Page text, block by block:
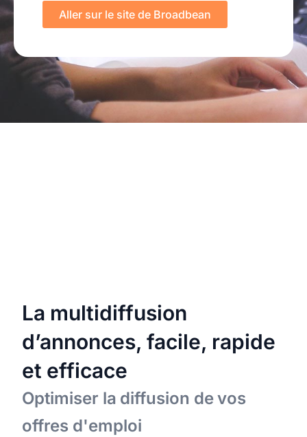
Aller sur le site de Broadbean
La multidiffusion
d’annonces, facile, rapide
et efficace
Optimiser la diffusion de vos
offres d'emploi